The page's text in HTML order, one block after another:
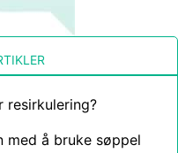
med å bruke søppel